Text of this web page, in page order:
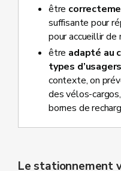
être
suffisante pour
pour accueillir de
être adapté au
types
contexte, on
des vélos-
bornes de
Le stationnement